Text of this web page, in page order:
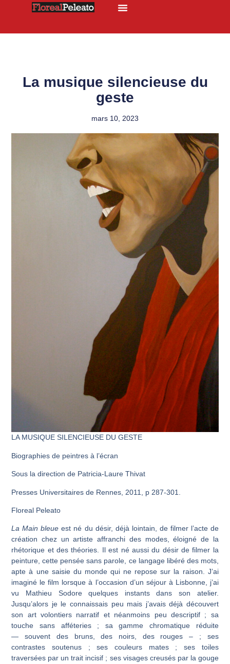
La musique silencieuse du
geste
mars 10, 2023
LA MUSIQUE SILENCIEUSE DU GESTE
Biographies de peintres à l’écran
Sous la direction de Patricia-Laure Thivat
Presses Universitaires de Rennes, 2011, p 287-301.
Floreal Peleato
La Main bleue est né du désir, déjà lointain, de filmer l’acte de
création chez un artiste affranchi des modes, éloigné de la
rhétorique et des théories. Il est né aussi du désir de filmer la
peinture, cette pensée sans parole, ce langage libéré des mots,
apte à une saisie du monde qui ne repose sur la raison. J’ai
imaginé le film lorsque à l’occasion d’un séjour à Lisbonne, j’ai
vu Mathieu Sodore quelques instants dans son atelier.
Jusqu’alors je le connaissais peu mais j’avais déjà découvert
son art volontiers narratif et néanmoins peu descriptif ; sa
touche sans afféteries ; sa gamme chromatique réduite
— souvent des bruns, des noirs, des rouges – ; ses
contrastes soutenus ; ses couleurs mates ; ses toiles
traversées par un trait incisif ; ses visages creusés par la gouge